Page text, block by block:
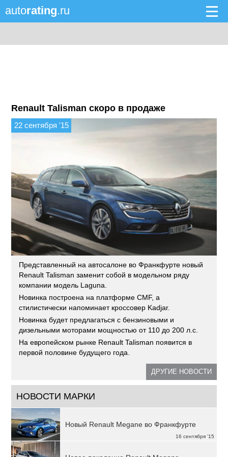
autorating.ru
Renault Talisman скоро в продаже
22 сентября '15
Представленный на автосалоне во Франкфурте новый
Renault Talisman заменит собой в модельном ряду
компании модель Laguna.
Новинка построена на платформе CMF, а
стилистически напоминает кроссовер Kadjar.
Новинка будет предлагаться с бензиновыми и
дизельными моторами мощностью от 110 до 200 л.с.
На европейском рынке Renault Talisman появится в
первой половине будущего года.
ДРУГИЕ НОВОСТИ
НОВОСТИ МАРКИ
16 сентября '15
Новый Renault Megane во Франкфурте